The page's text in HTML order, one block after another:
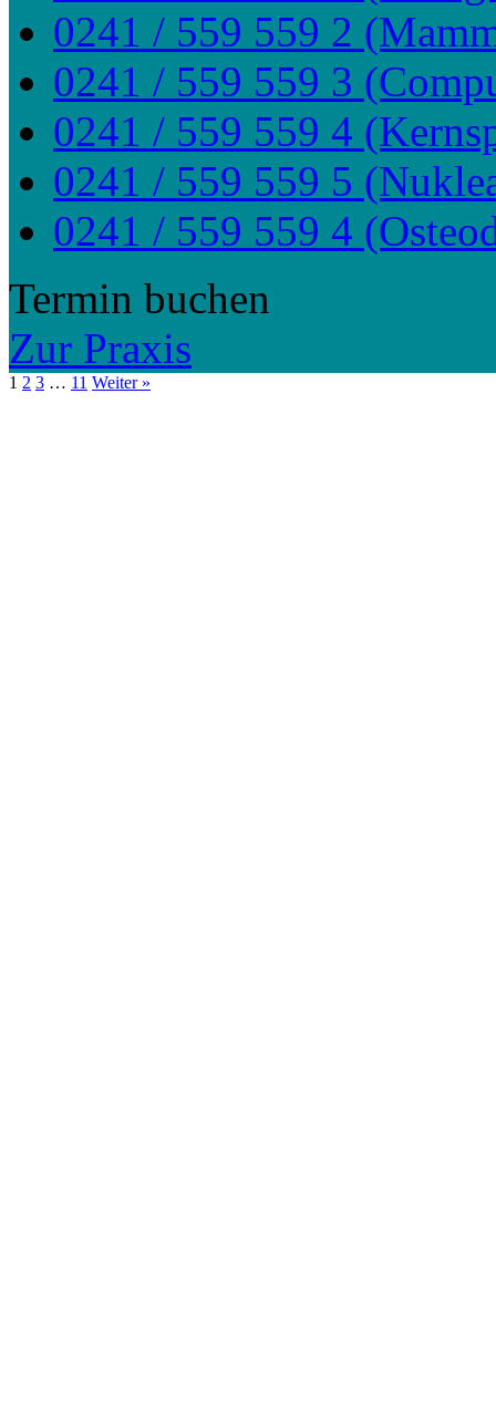
0241 / 559 559 2
0241 / 559 559 3
0241 / 559 559 4
0241 / 559 559 5
0241 / 559 559 4
Termin buchen
Zur Praxis
1 2 3 … 11 Weiter »